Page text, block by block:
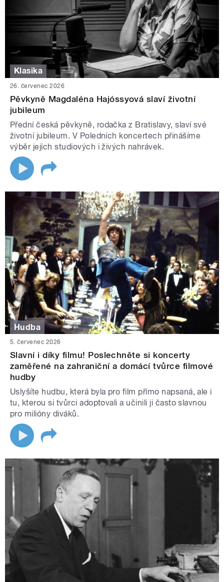
Klasika
26. červenec 2026
Pěvkyně Magdaléna Hajóssyová slaví životní
jubileum
Přední česká pěvkyně, rodačka z Bratislavy, slaví své
životní jubileum. V Poledních koncertech přinášíme
výběr jejích studiových i živých nahrávek.
Hudba
5. červenec 2026
Slavní i díky filmu! Poslechněte si koncerty
zaměřené na zahraniční a domácí tvůrce filmové
hudby
Uslyšíte hudbu, která byla pro film přímo napsaná, ale i
tu, kterou si tvůrci adoptovali a učinili ji často slavnou
pro milióny diváků.